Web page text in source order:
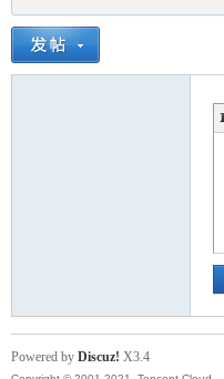
Powered by Discuz! X3.4